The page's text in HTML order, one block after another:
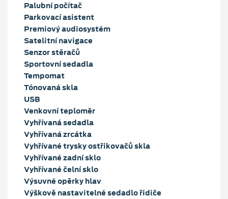
Palubní počítač
Parkovací asistent
Premiový audiosystém
Satelitní navigace
Senzor stěračů
Sportovní sedadla
Tempomat
Tónovaná skla
USB
Venkovní teploměr
Vyhřívaná sedadla
Vyhřívaná zrcátka
Vyhřívané trysky ostřikovačů skla
Vyhřívané zadní sklo
Vyhřívané čelní sklo
Výsuvné opěrky hlav
Výškově nastavitelné sedadlo řidiče